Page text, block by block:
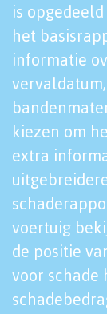
is
het
informatie
kiezen om
extra
voertuig
de positie
voor schade